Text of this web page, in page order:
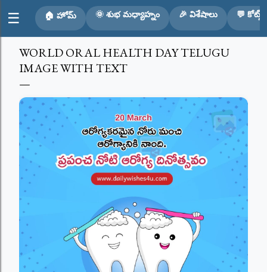
Skip to main content
☰ 🏠 హోమ్ 🌞 శుభ మధ్యాహ్నం 🎉 విశేషాలు 💬 కోట్స్
WORLD ORAL HEALTH DAY TELUGU
IMAGE WITH TEXT